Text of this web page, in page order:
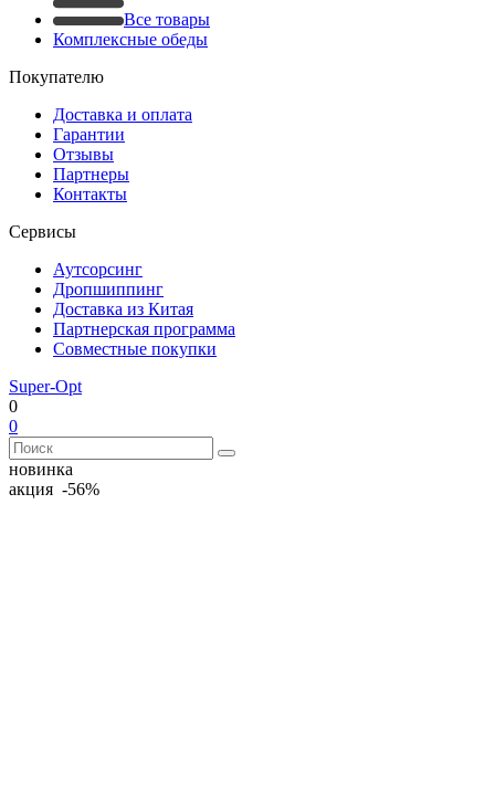
Все товары
Комплексные обеды
Покупателю
Доставка и оплата
Гарантии
Отзывы
Партнеры
Контакты
Сервисы
Аутсорсинг
Дропшиппинг
Доставка из Китая
Партнерская программа
Совместные покупки
Super-Opt
0
0
новинка
акция -56%